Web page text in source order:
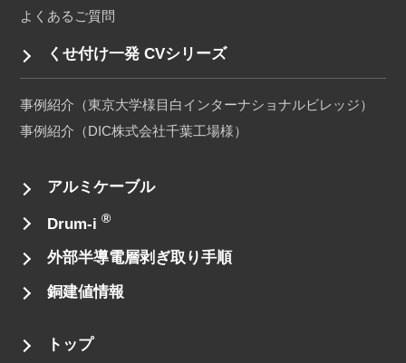
よくあるご質問
くせ付け一発 CVシリーズ
事例紹介（東京大学様目白インターナショナルビレッジ）
事例紹介（DIC株式会社千葉工場様）
アルミケーブル
Drum-i®
外部半導電層剥ぎ取り手順
銅建値情報
トップ